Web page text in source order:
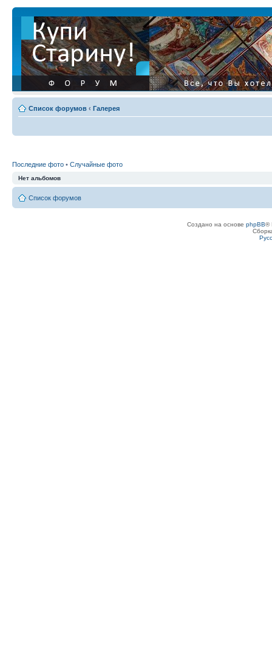
Список форумов ‹ Галерея
Последние фото • Случайные фото
Нет альбомов
Список форумов
Создано на основе phpBB®